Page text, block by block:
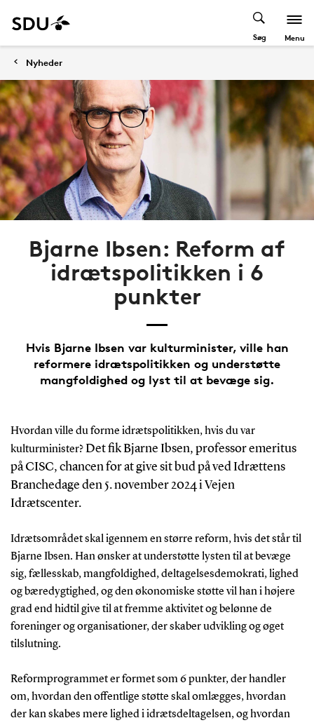
Søg Menu
Nyheder
Bjarne Ibsen: Reform af
idrætspolitikken i 6
punkter
Hvis Bjarne Ibsen var kulturminister, ville han
reformere idrætspolitikken og understøtte
mangfoldighed og lyst til at bevæge sig.
Hvordan ville du forme idrætspolitikken, hvis du var
kulturminister?Det fik Bjarne Ibsen, professor emeritus
på CISC, chancen for at give sit bud på ved Idrættens
Branchedage den 5. november 2024 i Vejen
Idrætscenter.
Idrætsområdet skal igennem en større reform, hvis det står til
Bjarne Ibsen. Han ønsker at understøtte lysten til at bevæge
sig, fællesskab, mangfoldighed, deltagelsesdemokrati, lighed
og bæredygtighed, og den økonomiske støtte vil han i højere
grad end hidtil give til at fremme aktivitet og belønne de
foreninger og organisationer, der skaber udvikling og øget
tilslutning.
Reformprogrammet er formet som 6 punkter, der handler
om, hvordan den offentlige støtte skal omlægges, hvordan
der kan skabes mere lighed i idrætsdeltagelsen, og hvordan